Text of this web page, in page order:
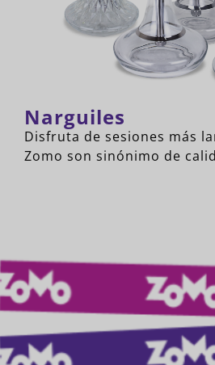
Narguiles
Disfruta de sesiones más
Zomo son sinónimo de